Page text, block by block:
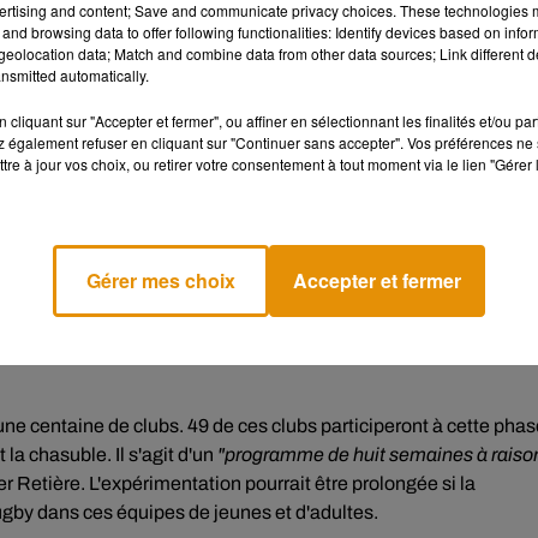
t.co/YHwn5UpjSA
et des hanches pour aider les joueurs à bien positionner
peut se retrouver dans une situation où la tête est positionné
de commotion cérébrale", a expliqué le DTN.
GMF, partenaire de la FFR, est
centaine de clubs. 49 de ces clubs participeront à cette
la chasuble. Il s'agit d'un "programme de huit semaines à
Retière. L'expérimentation pourrait être prolongée si la
dans ces équipes de jeunes et d'adultes.
and content; Save and communicate privacy choices. These technologies
browsing data to offer following functionalities: Identify devices based on
data; Match and combine data from other data sources; Link different
automatically.
cliquant sur "Accepter et fermer", ou affiner en sélectionnant les finalités et/ou
également refuser en cliquant sur "Continuer sans accepter". Vos préférences
à jour vos choix, ou retirer votre consentement à tout moment via le lien
Gérer mes choix Accepter et fermer